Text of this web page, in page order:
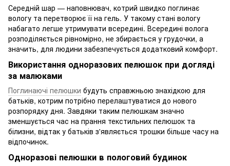
Середній шар — наповнювач, котрий швидко поглинає
вологу та перетворює її на гель. У такому стані вологу
набагато легше утримувати всередині. Всередині волога
розподіляється рівномірно, не збирається у грудочки, а
значить, для людини забезпечується додатковий комфорт.
Використання одноразових пелюшок при догляді
за малюками
Поглинаючі пелюшки будуть справжньою знахідкою для
батьків, котрим потрібно перелаштуватися до нового
розпорядку дня. Завдяки таким пелюшкам значно
зменшується час на прання текстильних пелюшок та
білизни, відтак у батьків з'являється трошки більше часу на
відпочинок.
Одноразові пелюшки в пологовий будинок